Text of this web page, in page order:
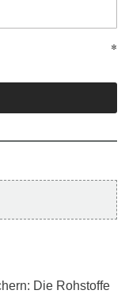
Die Rohstoffe